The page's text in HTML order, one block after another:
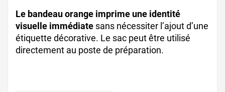
Le bandeau orange imprime une identité
visuelle immédiate sans nécessiter l’ajout d’une
étiquette décorative. Le sac peut être utilisé
directement au poste de préparation.